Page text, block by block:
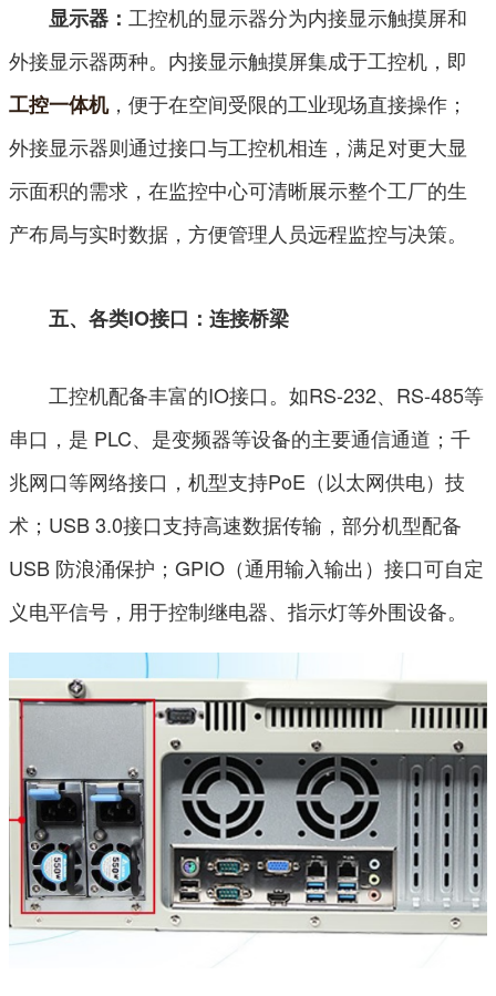
显示器：工控机的显示器分为内接显示触摸屏和
外接显示器两种。内接显示触摸屏集成于工控机，即
工控一体机，便于在空间受限的工业现场直接操作；
外接显示器则通过接口与工控机相连，满足对更大显
示面积的需求，在监控中心可清晰展示整个工厂的生
产布局与实时数据，方便管理人员远程监控与决策。
五、各类IO接口：连接桥梁
工控机配备丰富的IO接口。如RS-232、RS-485等
串口，是 PLC、是变频器等设备的主要通信通道；千
兆网口等网络接口，机型支持PoE（以太网供电）技
术；USB 3.0接口支持高速数据传输，部分机型配备
USB 防浪涌保护；GPIO（通用输入输出）接口可自定
义电平信号，用于控制继电器、指示灯等外围设备。